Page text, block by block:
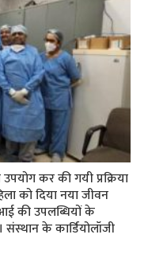
उपयोग कर की गयी प्रक्रिया
को दिया नया जीवन
की उपलब्धियों के
के कार्डियोलॉजी